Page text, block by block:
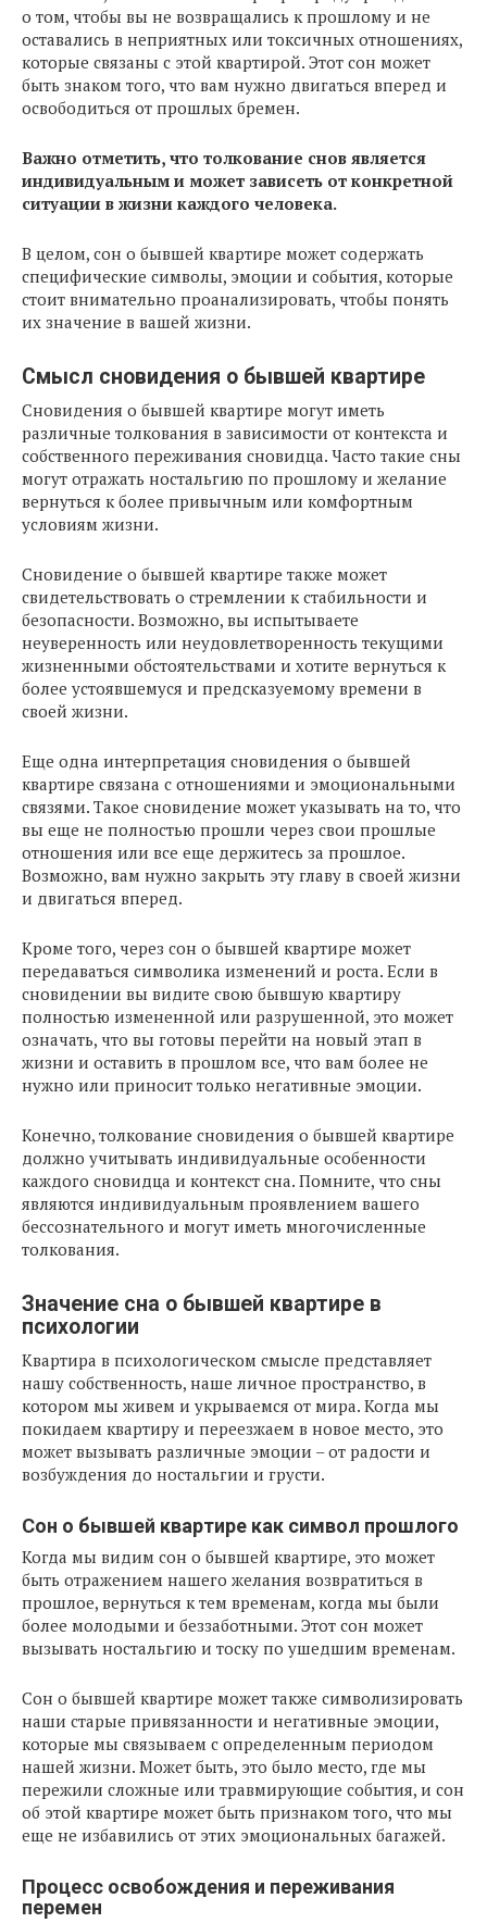
о том, чтобы вы не возвращались к прошлому и не
оставались в неприятных или токсичных отношениях,
которые связаны с этой квартирой. Этот сон может
быть знаком того, что вам нужно двигаться вперед и
освободиться от прошлых бремен.
Важно отметить, что толкование снов является
индивидуальным и может зависеть от конкретной
ситуации в жизни каждого человека.
В целом, сон о бывшей квартире может содержать
специфические символы, эмоции и события, которые
стоит внимательно проанализировать, чтобы понять
их значение в вашей жизни.
Смысл сновидения о бывшей квартире
Сновидения о бывшей квартире могут иметь
различные толкования в зависимости от контекста и
собственного переживания сновидца. Часто такие сны
могут отражать ностальгию по прошлому и желание
вернуться к более привычным или комфортным
условиям жизни.
Сновидение о бывшей квартире также может
свидетельствовать о стремлении к стабильности и
безопасности. Возможно, вы испытываете
неуверенность или неудовлетворенность текущими
жизненными обстоятельствами и хотите вернуться к
более устоявшемуся и предсказуемому времени в
своей жизни.
Еще одна интерпретация сновидения о бывшей
квартире связана с отношениями и эмоциональными
связями. Такое сновидение может указывать на то, что
вы еще не полностью прошли через свои прошлые
отношения или все еще держитесь за прошлое.
Возможно, вам нужно закрыть эту главу в своей жизни
и двигаться вперед.
Кроме того, через сон о бывшей квартире может
передаваться символика изменений и роста. Если в
сновидении вы видите свою бывшую квартиру
полностью измененной или разрушенной, это может
означать, что вы готовы перейти на новый этап в
жизни и оставить в прошлом все, что вам более не
нужно или приносит только негативные эмоции.
Конечно, толкование сновидения о бывшей квартире
должно учитывать индивидуальные особенности
каждого сновидца и контекст сна. Помните, что сны
являются индивидуальным проявлением вашего
бессознательного и могут иметь многочисленные
толкования.
Значение сна о бывшей квартире в
психологии
Квартира в психологическом смысле представляет
нашу собственность, наше личное пространство, в
котором мы живем и укрываемся от мира. Когда мы
покидаем квартиру и переезжаем в новое место, это
может вызывать различные эмоции – от радости и
возбуждения до ностальгии и грусти.
Сон о бывшей квартире как символ прошлого
Когда мы видим сон о бывшей квартире, это может
быть отражением нашего желания возвратиться в
прошлое, вернуться к тем временам, когда мы были
более молодыми и беззаботными. Этот сон может
вызывать ностальгию и тоску по ушедшим временам.
Сон о бывшей квартире может также символизировать
наши старые привязанности и негативные эмоции,
которые мы связываем с определенным периодом
нашей жизни. Может быть, это было место, где мы
пережили сложные или травмирующие события, и сон
об этой квартире может быть признаком того, что мы
еще не избавились от этих эмоциональных багажей.
Процесс освобождения и переживания
перемен